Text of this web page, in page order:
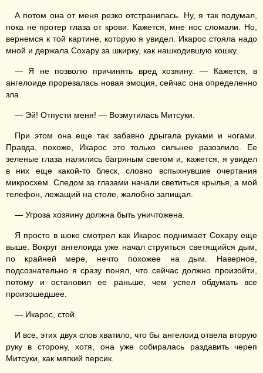
А потом она от меня резко отстранилась. Ну, я так подумал,
пока не протер глаза от крови. Кажется, мне нос сломали. Но,
вернемся к той картине, которую я увидел. Икарос стояла надо
мной и держала Сохару за шкирку, как нашкодившую кошку.
— Я не позволю причинять вред хозяину. — Кажется, в
ангелоиде прорезалась новая эмоция, сейчас она определенно
зла.
— Эй! Отпусти меня! — Возмутилась Митсуки.
При этом она еще так забавно дрыгала руками и ногами.
Правда, похоже, Икарос это только сильнее разозлило. Ее
зеленые глаза налились багряным светом и, кажется, я увидел
в них еще какой-то блеск, словно вспыхнувшие очертания
микросхем. Следом за глазами начали светиться крылья, а мой
телефон, лежащий на столе, жалобно запищал.
— Угроза хозяину должна быть уничтожена.
Я просто в шоке смотрел как Икарос поднимает Сохару еще
выше. Вокруг ангелоида уже начал струиться светящийся дым,
по крайней мере, нечто похожее на дым. Наверное,
подсознательно я сразу понял, что сейчас должно произойти,
потому и остановил ее раньше, чем успел обдумать все
произошедшее.
— Икарос, стой.
И все, этих двух слов хватило, что бы ангелоид отвела вторую
руку в сторону, хотя, она уже собиралась раздавить череп
Митсуки, как мягкий персик.